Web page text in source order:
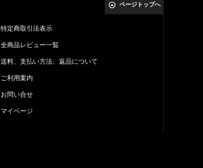
ページトップへ
特定商取引法表示
全商品レビュー一覧
送料、支払い方法、返品について
ご利用案内
お問い合せ
マイページ